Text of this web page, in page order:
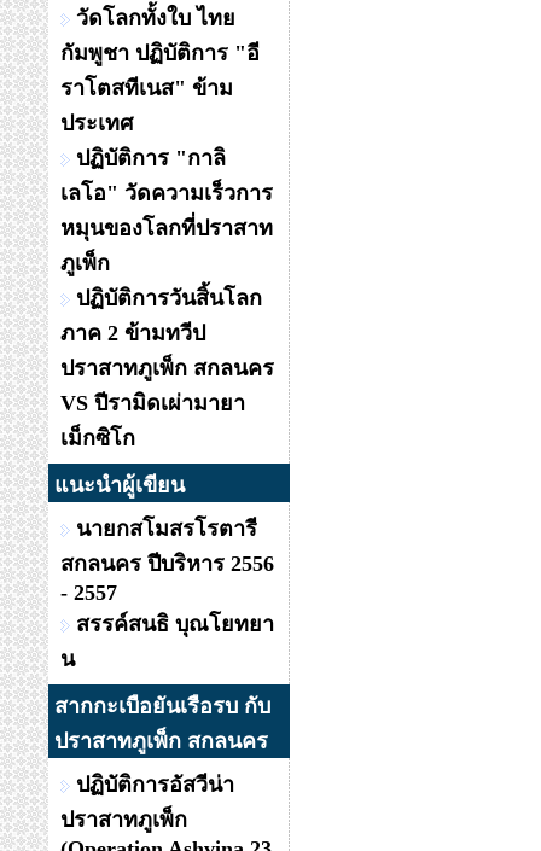
วัดโลกทั้งใบ ไทย
กัมพูชา ปฏิบัติการ "อี
ราโตสทีเนส" ข้าม
ประเทศ
ปฏิบัติการ "กาลิ
เลโอ" วัดความเร็วการ
หมุนของโลกที่ปราสาท
ภูเพ็ก
ปฏิบัติการวันสิ้นโลก
ภาค 2 ข้ามทวีป
ปราสาทภูเพ็ก สกลนคร
VS ปีรามิดเผ่ามายา
เม็กซิโก
แนะนำผู้เขียน
นายกสโมสรโรตารี
สกลนคร ปีบริหาร 2556
- 2557
สรรค์สนธิ บุณโยทยา
น
สากกะเบือยันเรือรบ กับ
ปราสาทภูเพ็ก สกลนคร
ปฏิบัติการอัสวีน่า
ปราสาทภูเพ็ก